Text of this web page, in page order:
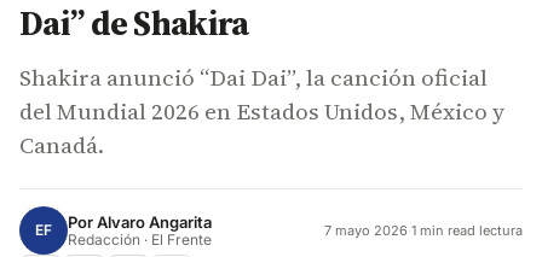
Dai” de Shakira
Shakira anunció “Dai Dai”, la canción oficial
del Mundial 2026 en Estados Unidos, México y
Canadá.
EF PorAlvaro Angarita
Redacción · El Frente 7 mayo 2026·1 min read lectura